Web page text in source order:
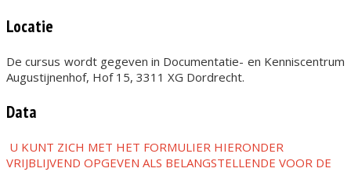
Locatie
De cursus wordt gegeven in Documentatie- en Kenniscentrum
Augustijnenhof, Hof 15, 3311 XG Dordrecht.
Data
U KUNT ZICH MET HET FORMULIER HIERONDER
VRIJBLIJVEND OPGEVEN ALS BELANGSTELLENDE VOOR DE